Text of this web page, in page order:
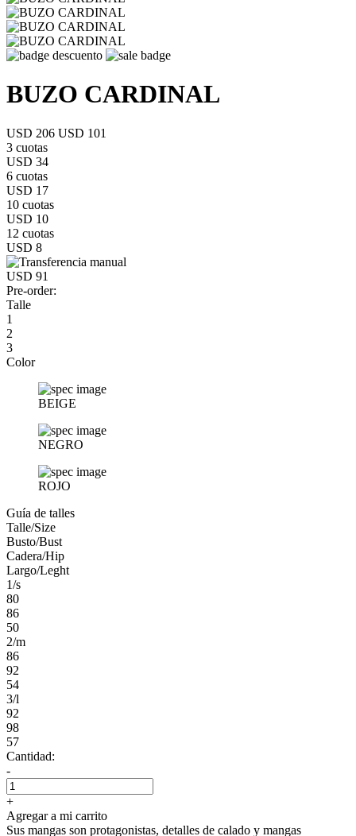
BUZO CARDINAL
USD 206 USD 101
3 cuotas
USD 34
6 cuotas
USD 17
10 cuotas
USD 10
12 cuotas
USD 8
USD 91
Pre-order:
Talle
1
2
3
Color
BEIGE
NEGRO
ROJO
Guía de talles
Talle/Size
Busto/Bust
Cadera/Hip
Largo/Leght
1/s
80
86
50
2/m
86
92
54
3/l
92
98
57
Cantidad:
-
+
Agregar a mi carrito
Sus mangas son protagonistas, detalles de calado y mangas